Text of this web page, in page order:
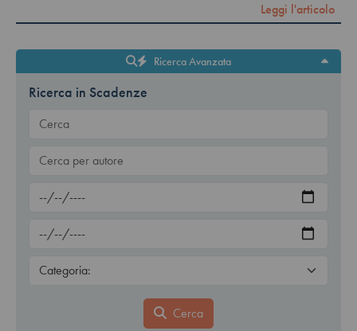
Leggi l'articolo
Ricerca Avanzata
Ricerca in Scadenze
Cerca